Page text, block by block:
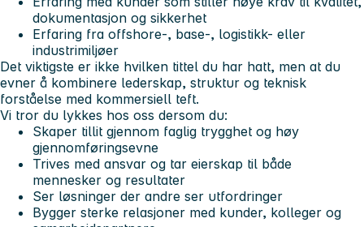
dokumentasjon og sikkerhet
Erfaring fra offshore-, base-, logistikk- eller
industrimiljøer
Det viktigste er ikke hvilken tittel du har hatt, men at du
evner å kombinere lederskap, struktur og teknisk
forståelse med kommersiell teft.
Vi tror du lykkes hos oss dersom du:
Skaper tillit gjennom faglig trygghet og høy
gjennomføringsevne
Trives med ansvar og tar eierskap til både
mennesker og resultater
Ser løsninger der andre ser utfordringer
Bygger sterke relasjoner med kunder, kolleger og